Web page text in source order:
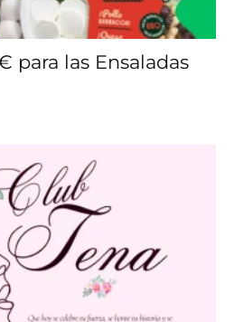
para las Ensaladas